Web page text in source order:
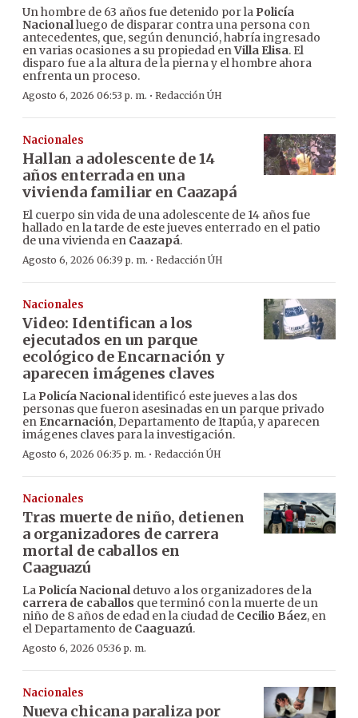
Un hombre de 63 años fue detenido por la Policía
Nacionalluego de disparar contra una persona con
antecedentes, que, según denunció, habría ingresado
en varias ocasiones a su propiedad enVilla Elisa. El
disparo fue a la altura de la pierna y el hombre ahora
enfrenta un proceso.
Agosto 6, 2026 06:53 p. m. · Redacción ÚH
Nacionales
Hallan a adolescente de 14
años enterrada en una
vivienda familiar en Caazapá
El cuerpo sin vida de una adolescente de 14 años fue
hallado en la tarde de este jueves enterrado en el patio
de una vivienda en Caazapá.
Agosto 6, 2026 06:39 p. m. · Redacción ÚH
Nacionales
Video: Identifican a los
ejecutados en un parque
ecológico de Encarnación y
aparecen imágenes claves
La Policía Nacionalidentificó este jueves a las dos
personas que fueron asesinadas en un parque privado
en Encarnación, Departamento de Itapúa, y aparecen
imágenes claves para la investigación.
Agosto 6, 2026 06:35 p. m. · Redacción ÚH
Nacionales
Tras muerte de niño, detienen
a organizadores de carrera
mortal de caballos en
Caaguazú
La Policía Nacionaldetuvo a los organizadores de la
carrera de caballos que terminó con la muerte de un
niño de 8 años de edad en la ciudad de Cecilio Báez, en
el Departamento de Caaguazú.
Agosto 6, 2026 05:36 p. m.
Nacionales
Nueva chicana paraliza por